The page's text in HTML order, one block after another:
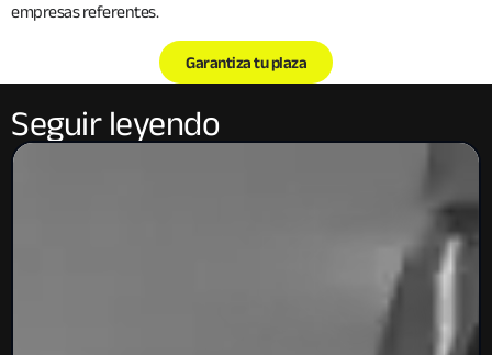
empresas referentes.
Garantiza tu plaza
Seguir leyendo